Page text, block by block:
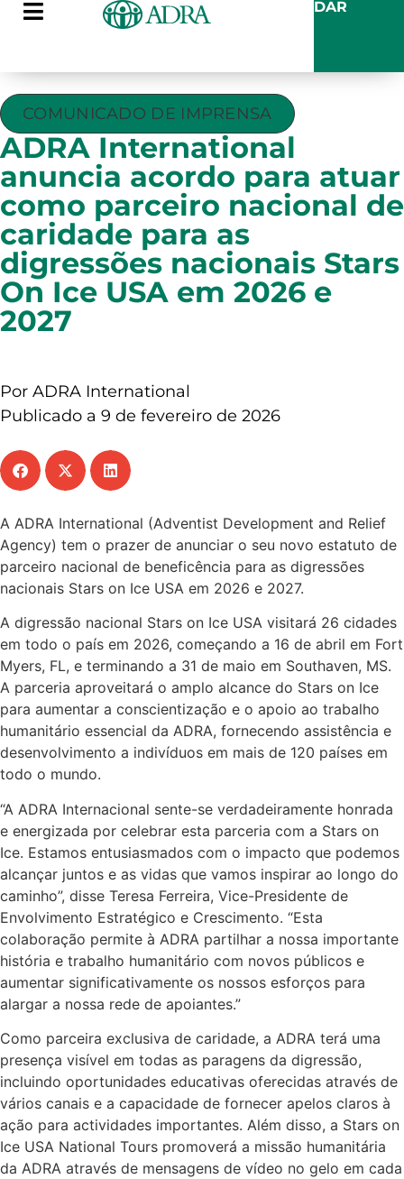
DAR
COMUNICADO DE IMPRENSA
ADRA International
anuncia acordo para atuar
como parceiro nacional de
caridade para as
digressões nacionais Stars
On Ice USA em 2026 e
2027
Por ADRA International
Publicado a 9 de fevereiro de 2026
A ADRA International (Adventist Development and Relief
Agency) tem o prazer de anunciar o seu novo estatuto de
parceiro nacional de beneficência para as digressões
nacionais Stars on Ice USA em 2026 e 2027.
A digressão nacional Stars on Ice USA visitará 26 cidades
em todo o país em 2026, começando a 16 de abril em Fort
Myers, FL, e terminando a 31 de maio em Southaven, MS.
A parceria aproveitará o amplo alcance do Stars on Ice
para aumentar a conscientização e o apoio ao trabalho
humanitário essencial da ADRA, fornecendo assistência e
desenvolvimento a indivíduos em mais de 120 países em
todo o mundo.
“A ADRA Internacional sente-se verdadeiramente honrada
e energizada por celebrar esta parceria com a Stars on
Ice. Estamos entusiasmados com o impacto que podemos
alcançar juntos e as vidas que vamos inspirar ao longo do
caminho”, disse Teresa Ferreira, Vice-Presidente de
Envolvimento Estratégico e Crescimento. “Esta
colaboração permite à ADRA partilhar a nossa importante
história e trabalho humanitário com novos públicos e
aumentar significativamente os nossos esforços para
alargar a nossa rede de apoiantes.”
Como parceira exclusiva de caridade, a ADRA terá uma
presença visível em todas as paragens da digressão,
incluindo oportunidades educativas oferecidas através de
vários canais e a capacidade de fornecer apelos claros à
ação para actividades importantes. Além disso, a Stars on
Ice USA National Tours promoverá a missão humanitária
da ADRA através de mensagens de vídeo no gelo em cada